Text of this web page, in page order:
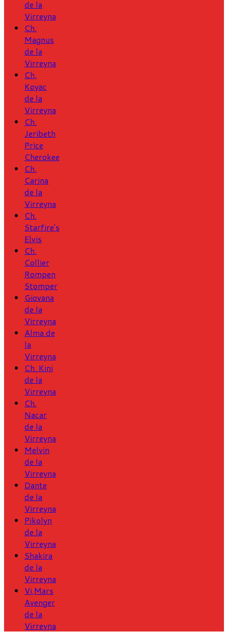
de la
Virreyna
Ch.
Magnus
de la
Virreyna
Ch.
Koyac
de la
Virreyna
Ch.
Jeribeth
Price
Cherokee
Ch.
Carina
de la
Virreyna
Ch.
Starfire's
Elvis
Ch.
Collier
Rompen
Stomper
Giovana
de la
Virreyna
Alma de
la
Virreyna
Ch. Kini
de la
Virreyna
Ch.
Nacar
de la
Virreyna
Melvin
de la
Virreyna
Dante
de la
Virreyna
Pikolyn
de la
Virreyna
Shakira
de la
Virreyna
Vi,Mars
Avenger
de la
Virreyna